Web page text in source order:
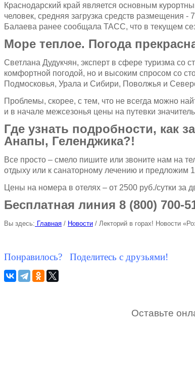
Краснодарский край является основным
человек, средняя загрузка средств размещения
Балаева ранее сообщала ТАСС, что в текущем
Море теплое. Погода
Светлана Дудукчян, эксперт в сфере туризма со
комфортной погодой, но и высоким спросом со
Подмосковья, Урала и Сибири, Поволжья и
Проблемы, скорее, с тем, что не всегда можно
и в начале межсезонья цены на путевки
Где узнать подробности, как
Анапы, Геленджика?!
Все просто – смело пишите или звоните нам на
отдыху или к санаторному лечению и предложим
Цены на номера в отелях – от 2500 руб./сутки за
Бесплатная линия 8 (800) 700-
Вы здесь: Главная / Новости / Лекторий в горах! Новости
Понравилось? Поделитесь с друзьями!
Оставьте